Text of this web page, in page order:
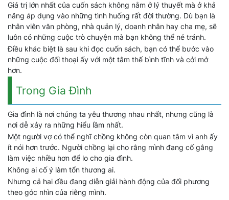
Giá trị lớn nhất của cuốn sách không nằm ở lý thuyết mà ở khả
năng áp dụng vào những tình huống rất đời thường. Dù bạn là
nhân viên văn phòng, nhà quản lý, doanh nhân hay cha mẹ, sẽ
luôn có những cuộc trò chuyện mà bạn không thể né tránh.
Điều khác biệt là sau khi đọc cuốn sách, bạn có thể bước vào
những cuộc đối thoại ấy với một tâm thế bình tĩnh và cởi mở
hơn.
Trong Gia Đình
Gia đình là nơi chúng ta yêu thương nhau nhất, nhưng cũng là
nơi dễ xảy ra những hiểu lầm nhất.
Một người vợ có thể nghĩ chồng không còn quan tâm vì anh ấy
ít nói hơn trước. Người chồng lại cho rằng mình đang cố gắng
làm việc nhiều hơn để lo cho gia đình.
Không ai cố ý làm tổn thương ai.
Nhưng cả hai đều đang diễn giải hành động của đối phương
theo góc nhìn của riêng mình.